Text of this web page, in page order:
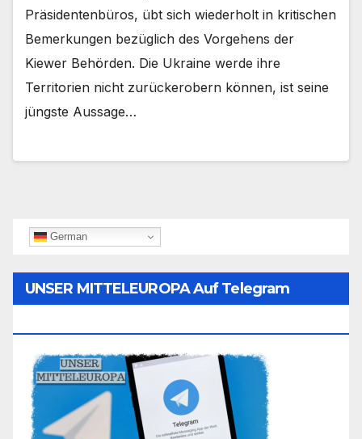
Präsidentenbüros, übt sich wiederholt in kritischen
Bemerkungen bezüglich des Vorgehens der
Kiewer Behörden. Die Ukraine werde ihre
Territorien nicht zurückerobern können, ist seine
jüngste Aussage…
German
UNSER MITTELEUROPA Auf Telegram